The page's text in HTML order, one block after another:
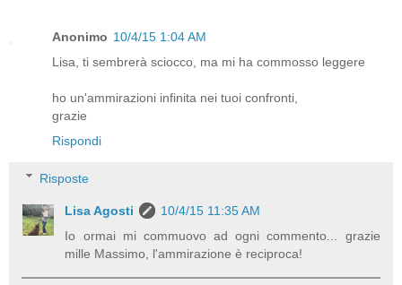
Anonimo 10/4/15 1:04 AM
Lisa, ti sembrerà sciocco, ma mi ha commosso leggere
ho un'ammirazioni infinita nei tuoi confronti,
grazie
Rispondi
Risposte
Lisa Agosti
10/4/15 11:35 AM
Io ormai mi commuovo ad ogni commento... grazie
mille Massimo, l'ammirazione è reciproca!